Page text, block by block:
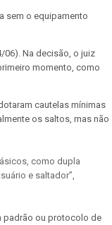
sem o equipamento
Na decisão, o juiz
momento, como
cautelas mínimas
os saltos, mas não
como dupla
e saltador”,
padrão ou protocolo de